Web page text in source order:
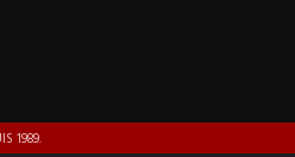
1989.